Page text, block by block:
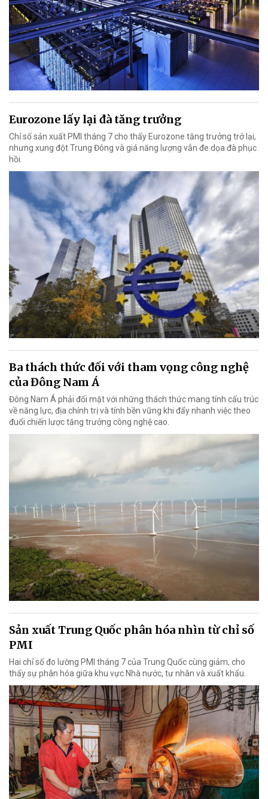
Eurozone lấy lại đà tăng trưởng
Chỉ số sản xuất PMI tháng 7 cho thấy Eurozone tăng trưởng trở lại,
nhưng xung đột Trung Đông và giá năng lượng vẫn đe dọa đà phục
hồi.
Ba thách thức đối với tham vọng công nghệ
của Đông Nam Á
Đông Nam Á phải đối mặt với những thách thức mang tính cấu trúc
về năng lực, địa chính trị và tính bền vững khi đẩy nhanh việc theo
đuổi chiến lược tăng trưởng công nghệ cao.
Sản xuất Trung Quốc phân hóa nhìn từ chỉ số
PMI
Hai chỉ số đo lường PMI tháng 7 của Trung Quốc cùng giảm, cho
thấy sự phân hóa giữa khu vực Nhà nước, tư nhân và xuất khẩu.